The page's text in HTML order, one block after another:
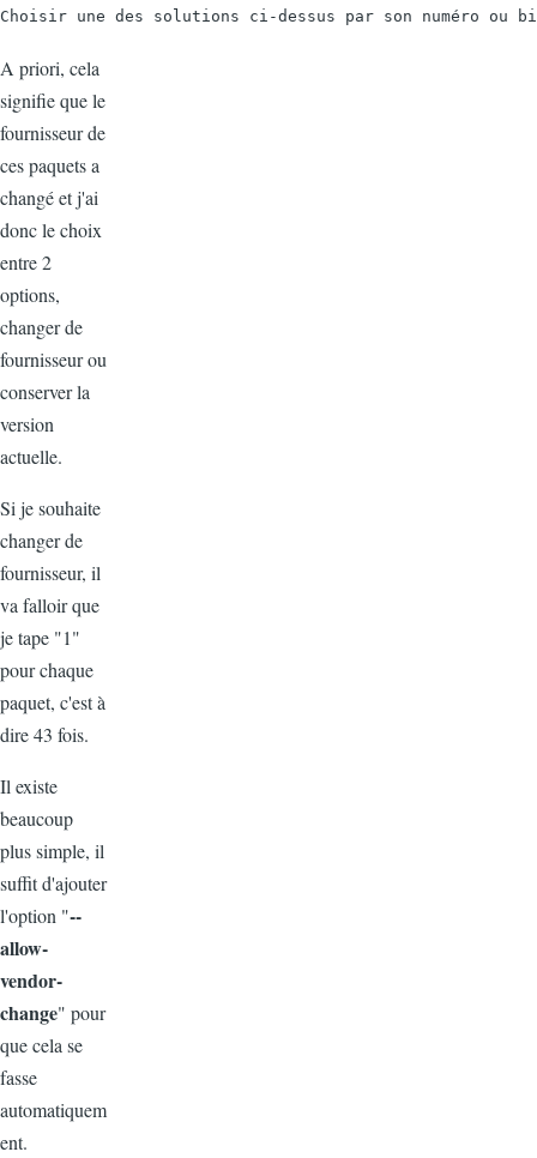
A priori, cela
signifie que le
fournisseur de
ces paquets a
changé et j'ai
donc le choix
entre 2
options,
changer de
fournisseur ou
conserver la
version
actuelle.
Si je souhaite
changer de
fournisseur, il
va falloir que
je tape "1"
pour chaque
paquet, c'est à
dire 43 fois.
Il existe
beaucoup
plus simple, il
suffit d'ajouter
l'option "--
allow-
vendor-
change" pour
que cela se
fasse
automatiquem
ent.